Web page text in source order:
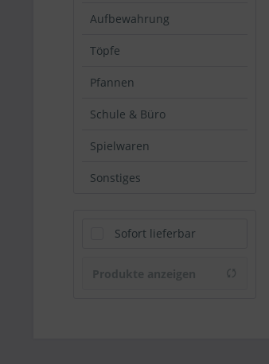
Aufbewahrung
Töpfe
Pfannen
Schule & Büro
Spielwaren
Sonstiges
Sofort lieferbar
Produkte anzeigen